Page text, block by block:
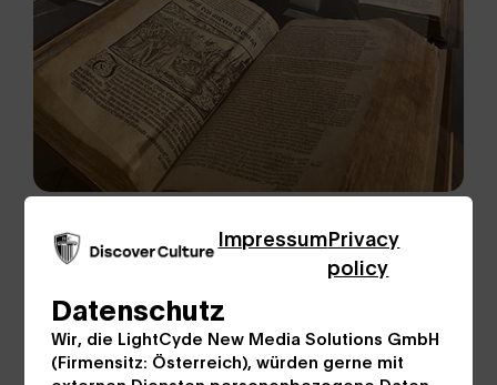
ImpressumPrivacy
policy
Datenschutz
Wir, die LightCyde New Media Solutions GmbH
(Firmensitz: Österreich), würden gerne mit